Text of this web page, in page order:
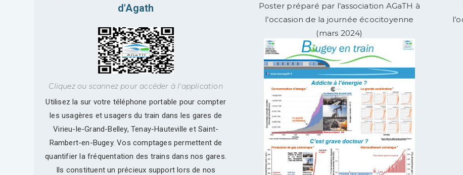
d'Agath
Cliquez ou scannez pour accéder à l'application
Utilisez la sur votre téléphone portable pour compter
les usagères et usagers du train dans les gares de
Virieu-le-Grand-Belley, Tenay-Hauteville et Saint-
Rambert-en-Bugey. Vos comptages permettent de
quantifier la fréquentation des trains dans nos gares.
Ils constituent un précieux support lors de nos
Poster préparé par l’association AGaTH à
l’occasion de la journée écocitoyenne
(mars 2024)